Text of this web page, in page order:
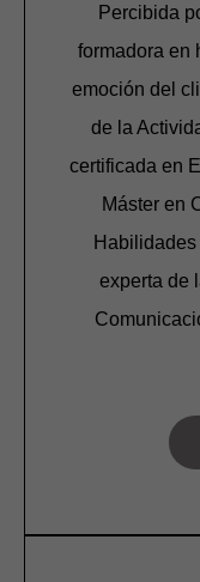
Percibida
formadora en
emoción del
de la
certificada en
Máster en
experta de